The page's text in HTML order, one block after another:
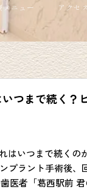
メニュー アクセス
つまで続く？
はいつまで続くの
プラント手術後、
医者「葛西駅前